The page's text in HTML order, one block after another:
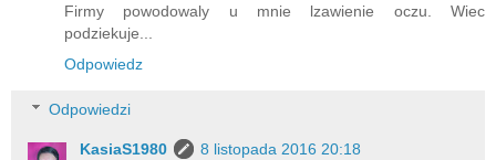
Firmy powodowaly u mnie lzawienie oczu. Wiec
podziekuje...
Odpowiedz
Odpowiedzi
KasiaS1980
8 listopada 2016 20:18